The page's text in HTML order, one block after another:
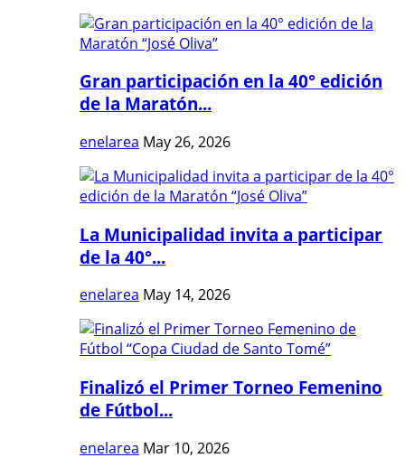
Gran participación en la 40° edición
de la Maratón...
enelarea May 26, 2026
La Municipalidad invita a participar
de la 40°...
enelarea May 14, 2026
Finalizó el Primer Torneo Femenino
de Fútbol...
enelarea Mar 10, 2026